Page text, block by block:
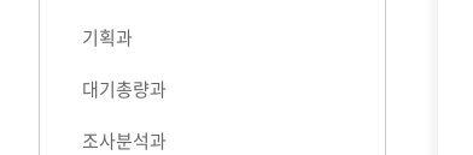
기획과
대기총량과
조사분석과